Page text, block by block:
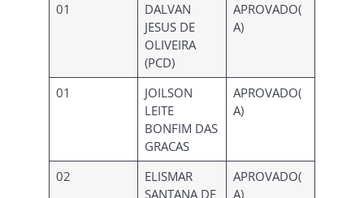
01
DALVAN
JESUS DE
OLIVEIRA
(PCD)
APROVADO(
A)
01
JOILSON
LEITE
BONFIM DAS
GRACAS
APROVADO(
A)
02
ELISMAR
SANTANA DE
APROVADO(
A)